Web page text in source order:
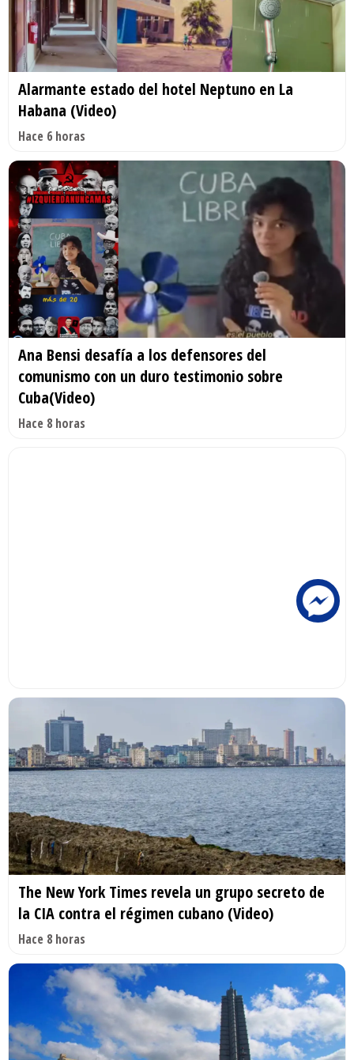
Alarmante estado del hotel Neptuno en La
Habana (Video)
Hace 6 horas
Ana Bensi desafía a los defensores del
comunismo con un duro testimonio sobre
Cuba(Video)
Hace 8 horas
The New York Times revela un grupo secreto de
la CIA contra el régimen cubano (Video)
Hace 8 horas